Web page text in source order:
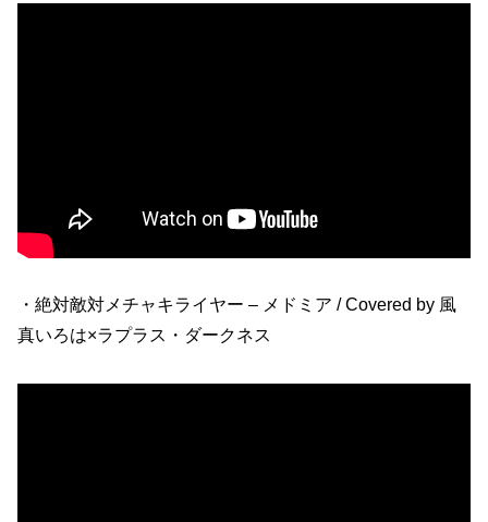
・絶対敵対メチャキライヤー – メドミア / Covered by 風
真いろは×ラプラス・ダークネス